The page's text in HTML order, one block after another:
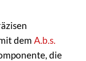
dem A.b.s.
die